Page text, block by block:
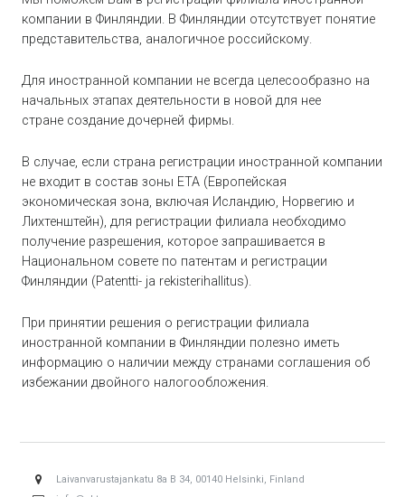
компании в Финляндии. В Финляндии отсутствует понятие
представительства, аналогичное российскому.
Для иностранной компании не всегда целесообразно на
начальных этапах деятельности в новой для нее
стране создание дочерней фирмы.
В случае, если страна регистрации иностранной компании
не входит в состав зоны ЕТА (Европейская
экономическая зона, включая Исландию, Норвегию и
Лихтенштейн), для регистрации филиала необходимо
получение разрешения, которое запрашивается в
Национальном совете по патентам и регистрации
Финляндии (Patentti- ja rekisterihallitus).
При принятии решения о регистрации филиала
иностранной компании в Финляндии полезно иметь
информацию о наличии между странами соглашения об
избежании двойного налогообложения.
Laivanvarustajankatu 8a B 34, 00140 Helsinki, Finland